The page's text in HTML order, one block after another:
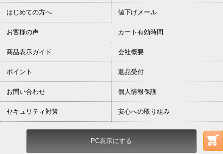
はじめての方へ 値下げメール
お客様の声 カート有効時間
商品表示ガイド 会社概要
ポイント 返品受付
お問い合わせ 個人情報保護
セキュリティ対策 安心への取り組み
PC表示にする